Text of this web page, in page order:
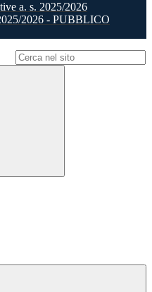
a. s. 2025/2026
2026 - PUBBLICO